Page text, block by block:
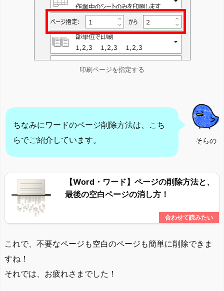
印刷ページを指定する
そらの
ちなみにワードのページ削除方法は、こち
らでご紹介しています。
【Word・ワード】ページの削除方法と、
最後の空白ページの消し方！
これで、不要なページも空白のページも簡単に削除できま
すね！
それでは、お疲れさまでした！